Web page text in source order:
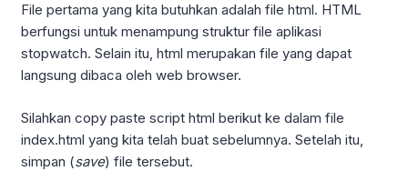
File pertama yang kita butuhkan adalah file html. HTML
berfungsi untuk menampung struktur file aplikasi
stopwatch. Selain itu, html merupakan file yang dapat
langsung dibaca oleh web browser.
Silahkan copy paste script html berikut ke dalam file
index.html yang kita telah buat sebelumnya. Setelah itu,
simpan (save) file tersebut.